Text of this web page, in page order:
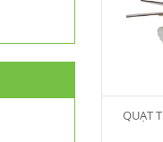
QUẠT